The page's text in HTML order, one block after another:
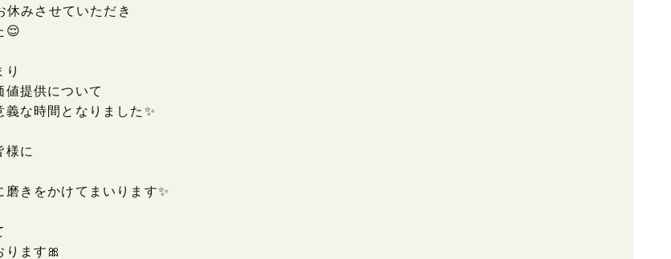
みさせていただき
😌
り
値提供について
な時間となりました✨
様に
きをかけてまいります✨
ります🎀